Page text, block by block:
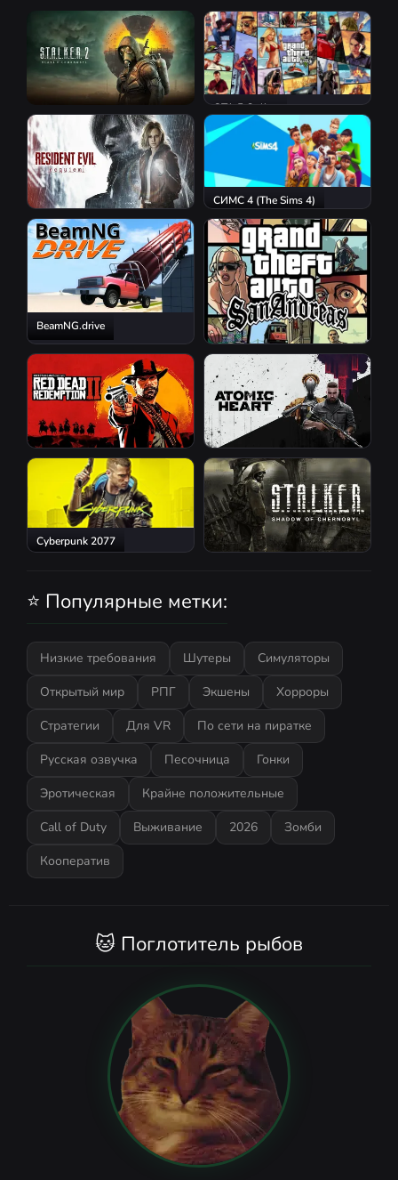
S.T.A.L.K.E.R. 2: Heart of
Chornobyl
GTA 5 Online
Resident Evil Requiem
СИМС 4 (The Sims 4)
BeamNG.drive
GTA San Andreas
Red Dead Redemption 2 Atomic Heart
Cyberpunk 2077
⭐ Популярные метки:
Низкие требования Шутеры
Симуляторы
Открытый мир
РПГ Экшены
Хорроры
Стратегии
Для VR
По сети на пиратке
Русская озвучка
Песочница
Гонки
Эротическая
Крайне положительные
Call of Duty
Выживание 2026
Зомби
Кооператив
🐱 Поглотитель рыбов